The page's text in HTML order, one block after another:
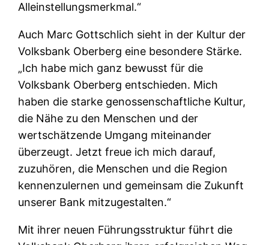
Alleinstellungsmerkmal.“
Auch Marc Gottschlich sieht in der Kultur der
Volksbank Oberberg eine besondere Stärke.
„Ich habe mich ganz bewusst für die
Volksbank Oberberg entschieden. Mich
haben die starke genossenschaftliche Kultur,
die Nähe zu den Menschen und der
wertschätzende Umgang miteinander
überzeugt. Jetzt freue ich mich darauf,
zuzuhören, die Menschen und die Region
kennenzulernen und gemeinsam die Zukunft
unserer Bank mitzugestalten.“
Mit ihrer neuen Führungsstruktur führt die